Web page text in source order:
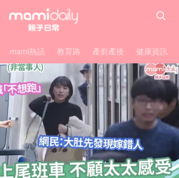
mami熱話 教育路 產前產後 健康資訊